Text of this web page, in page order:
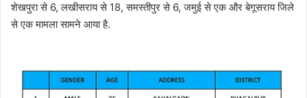
शेखपुरा से 6, लखीसराय से 18, समस्तीपुर से 6, जमुई से एक और बेगूसराय जिले
से एक मामला सामने आया है.